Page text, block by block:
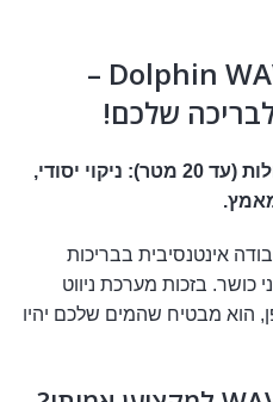
רובוט דולפין Dolphin WAVE 100 –
שלכם!
הפתרון המושלם לבריכות גדולות (עד 20 מטר): ניקוי יסודי,
אינטנסיבית בבריכות
כושר. בזכות מערכת ניווט
הוא מבטיח שהמים שלכם יהיו